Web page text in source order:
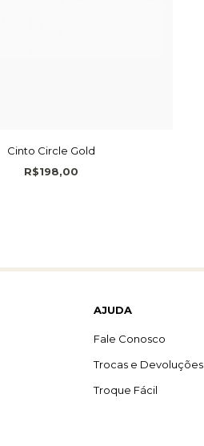
Cinto Circle Gold
R$198,00
AJUDA
Fale Conosco
Trocas e Devoluções
Troque Fácil